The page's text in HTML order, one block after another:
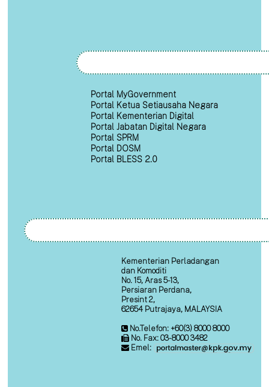
Portal MyGovernment
Portal Ketua Setiausaha Negara
Portal Kementerian Digital
Portal Jabatan Digital Negara
Portal SPRM
Portal DOSM
Portal BLESS 2.0
Kementerian Perladangan
dan Komoditi
No. 15, Aras 5-13,
Persiaran Perdana,
Presint 2,
62654 Putrajaya, MALAYSIA
No.Telefon: +60(3) 8000 8000
No. Fax: 03-8000 3482
Emel: